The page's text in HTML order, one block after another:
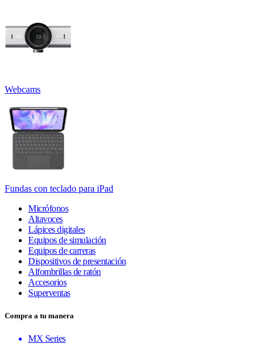
Webcams
Fundas con teclado para iPad
Micrófonos
Altavoces
Lápices digitales
Equipos de simulación
Equipos de carreras
Dispositivos de presentación
Alfombrillas de ratón
Accesorios
Superventas
Compra a tu manera
MX Series